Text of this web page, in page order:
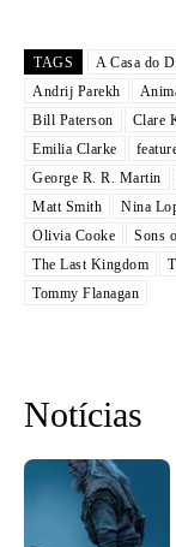
TAGS A Casa do
Andrij Parekh
Bill Paterson
Clare
Emilia Clarke
George R. R. Martin
Matt Smith
Nina
Olivia Cooke
Sons
The Last Kingdom
Tommy Flanagan
Notícias